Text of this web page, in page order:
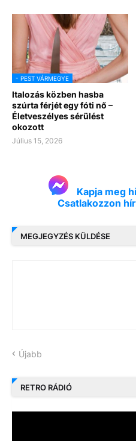
- PEST VÁRMEGYE
Italozás közben hasba
szúrta férjét egy fóti nő –
Életveszélyes sérülést
okozott
Július 15, 2026
Kapja meg
Csatlakozzon
MEGJEGYZÉS KÜLDÉSE
Újabb
RETRO RÁDIÓ